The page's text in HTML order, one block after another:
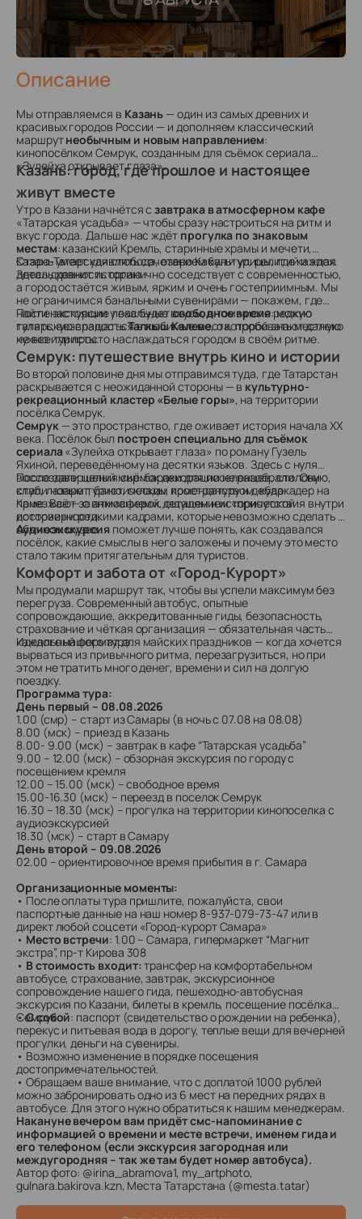
Описание
Мы отправляемся в Казань — один из самых древних и
красивых городов России — и дополняем классический
маршрутнеобычным и новым направлением:
кинопосёлком Семрук, созданным для съёмок сериала
«Зулейха открывает глаза».
Казань: город, где прошлое и настоящее
живут вместе
Утро в Казани начнётся сзавтрака в атмосферном кафе
«Татарская усадьба» — чтобы сразу настроиться на ритм и
вкус города. Дальше нас ждёт прогулка по знаковым
местам: казанский Кремль, старинные храмы и мечети,
Старо-Татарская слобода, озеро Кабан и улицы, где каждая
деталь хранит историю.
Казань умеет удивлять сочетанием культур, религий и эпох.
Здесь древность органично соседствует с современностью,
а город остаётся живым, ярким и очень гостеприимным. Мы
не ограничимся банальными сувенирами — покажем, где
найти настоящие локальные вкусы, в том числе редкую
татарскую сладостьТалкыш Калеве, о которой знают далеко
не все туристы.
После экскурсии у вас будетсвободное время: можно
гулять, возвращаться в любимые места, пробовать местную
кухню или просто наслаждаться городом в своём ритме.
Семрук: путешествие внутрь кино и истории
Во второй половине дня мы отправимся туда, где Татарстан
раскрывается с неожиданной стороны — в культурно-
рекреационный кластер «Белые горы», на территории
посёлкаСемрук.
Семрук— это пространство, где оживает история начала XX
века. Посёлок был построен специально для съёмок
сериала«Зулейха открывает глаза» по роману Гузель
Яхиной, переведённому на десятки языков. Здесьс нуля
воссоздали целый мир: бараки для поселенцев, столовую,
клуб, лазарет, баню, склады, комендатуру и дебаркадер на
Каме. Всё — с вниманием к деталям и исторической
достоверности.
После завершения съёмок декорации не разобрали. Они
стали новым туристическим пространством, куда
приезжают за атмосферой, ощущением «присутствия внутри
истории» и редкими кадрами, которые невозможно сделать в
обычном музее.
Аудиоэкскурсия поможет лучше понять, как создавался
посёлок, какие смыслы в него заложены и почему это место
стало таким притягательным для туристов.
Комфорт и забота от «Город-Курорт»
Мы продумали маршрут так, чтобы вы успели максимум без
перегруза. Современный автобус, опытные
сопровождающие, аккредитованные гиды, безопасность,
страхование и чёткая организация — обязательная часть
каждого нашего тура.
Идеальный формат для майских праздников — когда хочется
вырваться из привычного ритма, перезагрузиться, но при
этом не тратить много денег, времени и сил на долгую
поездку.
Программа тура:
День первый – 08.08.2026
1.00 (смр) – старт из Самары (в ночь с 07.08 на 08.08)
8.00 (мск) – приезд в Казань
8.00- 9.00 (мск) – завтрак в кафе “Татарская усадьба”
9.00 – 12.00 (мск) – обзорная экскурсия по городу с
посещением кремля
12.00 – 15.00 (мск) – свободное время
15.00-16.30 (мск) – переезд в поселок Семрук
16.30 – 18.30 (мск) – прогулка на территории кинопоселка с
аудиоэкскурсией
18.30 (мск) – старт в Самару
День второй – 09.08.2026
02.00 – ориентировочное время прибытия в г. Самара
Организационные моменты:
• После оплаты тура пришлите, пожалуйста, свои
паспортные данные на наш номер 8-937-079-73-47 или в
директ любой соцсети «Город-курорт Самара»
• Место встречи: 1.00 – Самара, гипермаркет “Магнит
экстра”, пр-т Кирова 308
• В стоимость входит:трансфер на комфортабельном
автобусе, страхование, завтрак, экскурсионное
сопровождение нашего гида, пешеходно-автобусная
экскурсия по Казани, билеты в кремль, посещение посёлка
Семрук
•С собой: паспорт (свидетельство о рождении на ребенка),
перекус и питьевая вода в дорогу, теплые вещи для вечерней
прогулки, деньги на сувениры.
• Возможно изменение в порядке посещения
достопримечательностей.
• Обращаем ваше внимание, что с доплатой 1000 рублей
можно забронировать одно из 6 мест на передних рядах в
автобусе. Для этого нужно обратиться к нашим менеджерам.
Накануне вечером вам придёт смс-напоминание с
информацией о времени и месте встречи, именем гида и
его телефоном (если экскурсия загородная или
междугородняя – так же там будет номер автобуса).
Автор фото: @irina_abramova1, my_artphoto,
gulnara.bakirova.kzn, Места Татарстана (@mesta.tatar)